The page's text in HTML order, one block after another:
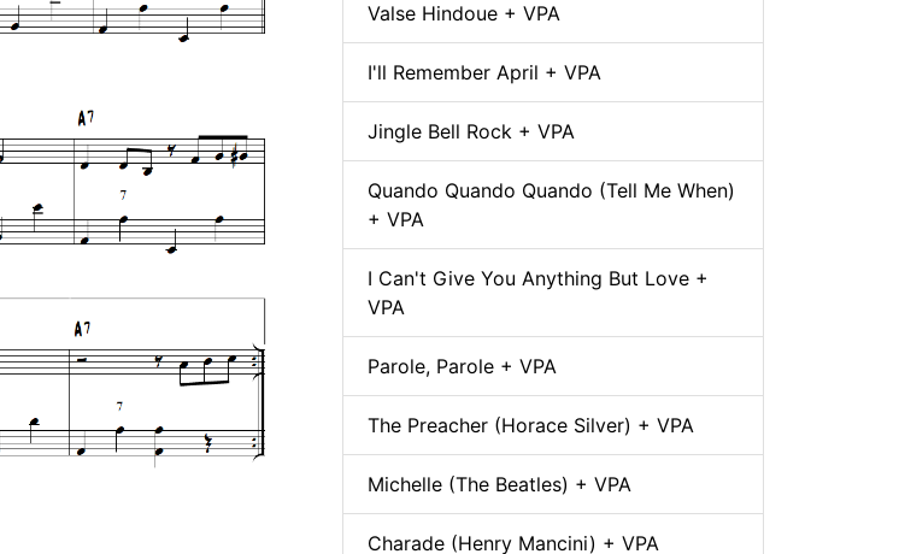
Valse Hindoue + VPA
I'll Remember April + VPA
Jingle Bell Rock + VPA
Quando Quando Quando (Tell Me When)
+ VPA
I Can't Give You Anything But Love +
VPA
Parole, Parole + VPA
The Preacher (Horace Silver) + VPA
Michelle (The Beatles) + VPA
Charade (Henry Mancini) + VPA